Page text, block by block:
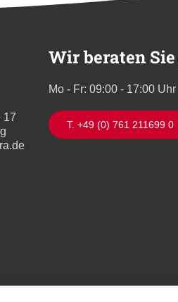
17
Wir beraten
Mo - Fr: 09:00 - 17:00 Uhr
T. +49 (0) 761 211699 0